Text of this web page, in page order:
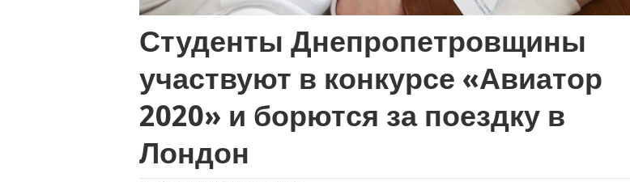
Студенты Днепропетровщины
участвуют в конкурсе «Авиатор
2020» и борются за поездку в
Лондон